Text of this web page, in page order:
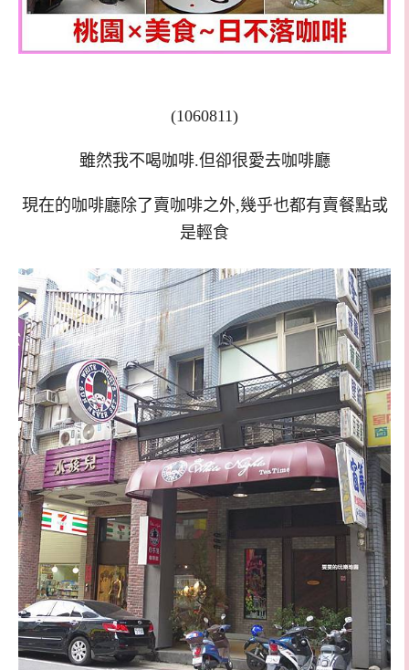
(1060811)
雖然我不喝咖啡.但卻很愛去咖啡廳
現在的咖啡廳除了賣咖啡之外,幾乎也都有賣餐點或
是輕食